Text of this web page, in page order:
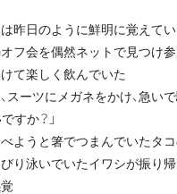
昨日のように鮮明に覚えてい
フ会を偶然ネットで見つけ
て楽しく飲んでいた
スーツにメガネをかけ、急い
すか？」
ようと箸でつまんでいたタ
り泳いでいたイワシが振り